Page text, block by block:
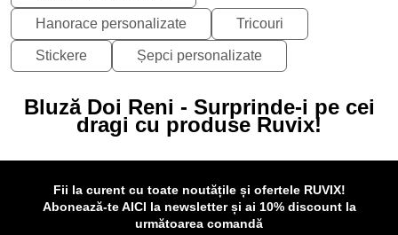
Hanorace personalizate Tricouri
Stickere Șepci personalizate
Bluză Doi Reni - Surprinde-i pe cei
dragi cu produse Ruvix!
Fii la curent cu toate noutățile și ofertele RUVIX!
Abonează-te AICI la newsletter și ai 10% discount la
următoarea comandă